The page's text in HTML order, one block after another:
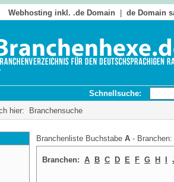
Webhosting inkl. .de Domain de Domain
Schnellsuche:
hier: Branchensuche
Branchenliste Buchstabe A - Branchen:
Branchen: A B C D E F G H